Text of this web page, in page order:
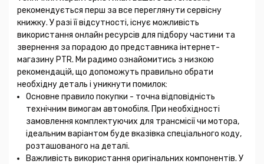
рекомендується перш за все переглянути сервісну
книжку. У разі її відсутності, існує можливість
використання онлайн ресурсів для підбору частини та
звернення за порадою до представника інтернет-
магазину PTR. Ми радимо ознайомитись з низкою
рекомендацій, що допоможуть правильно обрати
необхідну деталь і уникнути помилок:
Основне правило покупки - точна відповідність
технічним вимогам автомобіля. При необхідності
замовлення комплектуючих для трансмісії чи мотора,
ідеальним варіантом буде вказівка спеціального коду,
розташованого на деталі.
Важливість використання оригінальних компонентів. У